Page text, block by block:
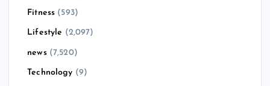
Fitness (593)
Lifestyle (2,097)
news(7,520)
Technology (9)